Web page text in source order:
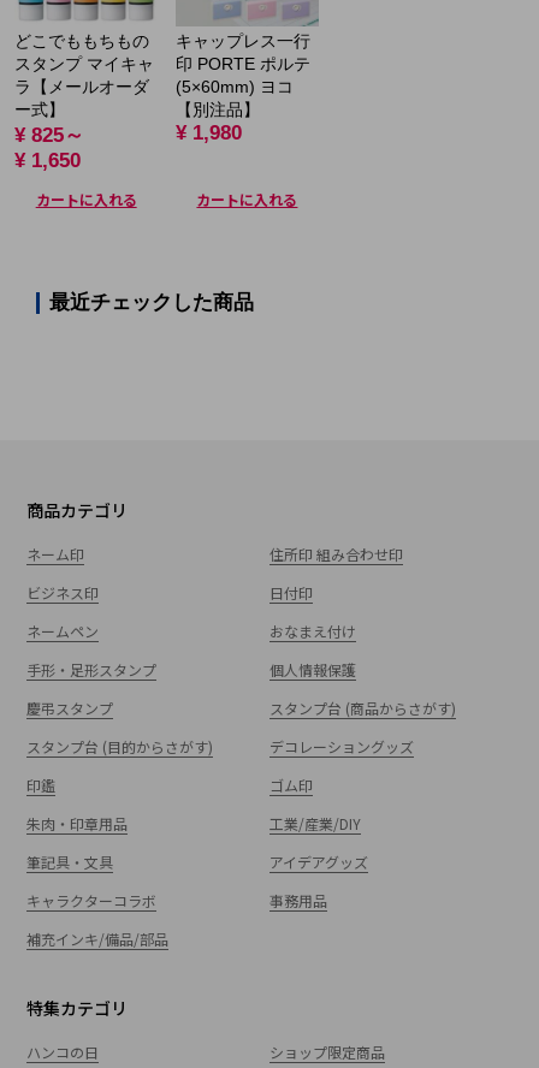
どこでももちもの
スタンプ マイキャ
ラ【メールオーダ
ー式】
¥ 825～
¥ 1,650
カートに入れる
キャップレス一行
印 PORTE ポルテ
(5×60mm) ヨコ
【別注品】
¥ 1,980
カートに入れる
最近チェックした商品
商品カテゴリ
ネーム印
住所印 組み合わせ印
ビジネス印
日付印
ネームペン
おなまえ付け
手形・足形スタンプ
個人情報保護
慶弔スタンプ
スタンプ台 (商品からさがす)
スタンプ台 (目的からさがす)
デコレーショングッズ
印鑑
ゴム印
朱肉・印章用品
工業/産業/DIY
筆記具・文具
アイデアグッズ
キャラクターコラボ
事務用品
補充インキ/備品/部品
特集カテゴリ
ハンコの日 ショップ限定商品